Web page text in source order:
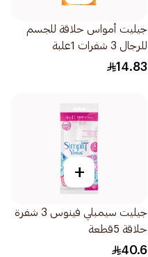
جيليت أمواس حلاقة للجسم
للرجال 3 شفرات 1علبة
14.83
+
جيليت سيمبلي فينوس 3 شفرة
حلاقة 5قطعة
40.6